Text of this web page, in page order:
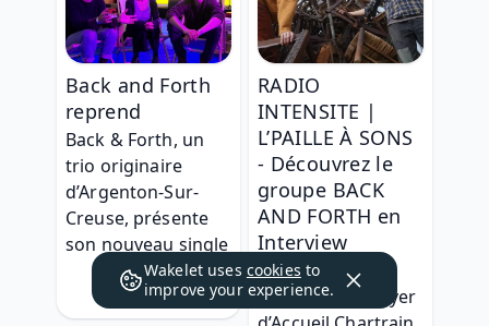
Back and Forth
reprend
Back & Forth, un
trio originaire
d’Argenton-Sur-
Creuse, présente
son nouveau single
RADIO
INTENSITE |
L’PAILLE À SONS
- Découvrez le
groupe BACK
AND FORTH en
Interview
Après une
résidence au Foyer
Wakelet uses cookies to
improve your experience.